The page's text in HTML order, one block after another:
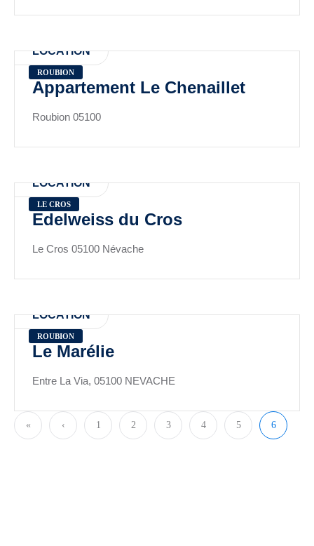
ROUBION
LOCATION
Appartement Le Chenaillet
Roubion 05100
LE CROS
LOCATION
Edelweiss du Cros
Le Cros 05100 Névache
ROUBION
LOCATION
Le Marélie
Entre La Via, 05100 NEVACHE
« ‹ 1 2 3 4 5 6